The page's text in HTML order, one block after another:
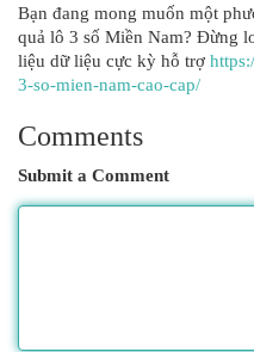
Bạn đang mong muốn một
quả lô 3 số Miền Nam? Đừng
liệu dữ liệu cực kỳ hỗ trợ
3-so-mien-nam-cao-cap/
Comments
Submit a Comment